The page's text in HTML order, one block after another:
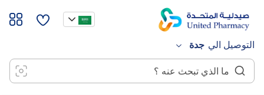
المحتوى
التوصيل الي جدة